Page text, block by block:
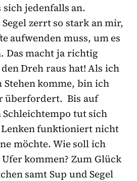
sich jedenfalls an.
zerrt so stark an mir,
aufwenden muss, um es
Das macht ja richtig
Dreh raus hat! Als ich
Stehen komme, bin ich
überfordert. Bis auf
tut sich
funktioniert nicht
möchte. Wie soll ich
kommen? Zum Glück
samt Sup und Segel